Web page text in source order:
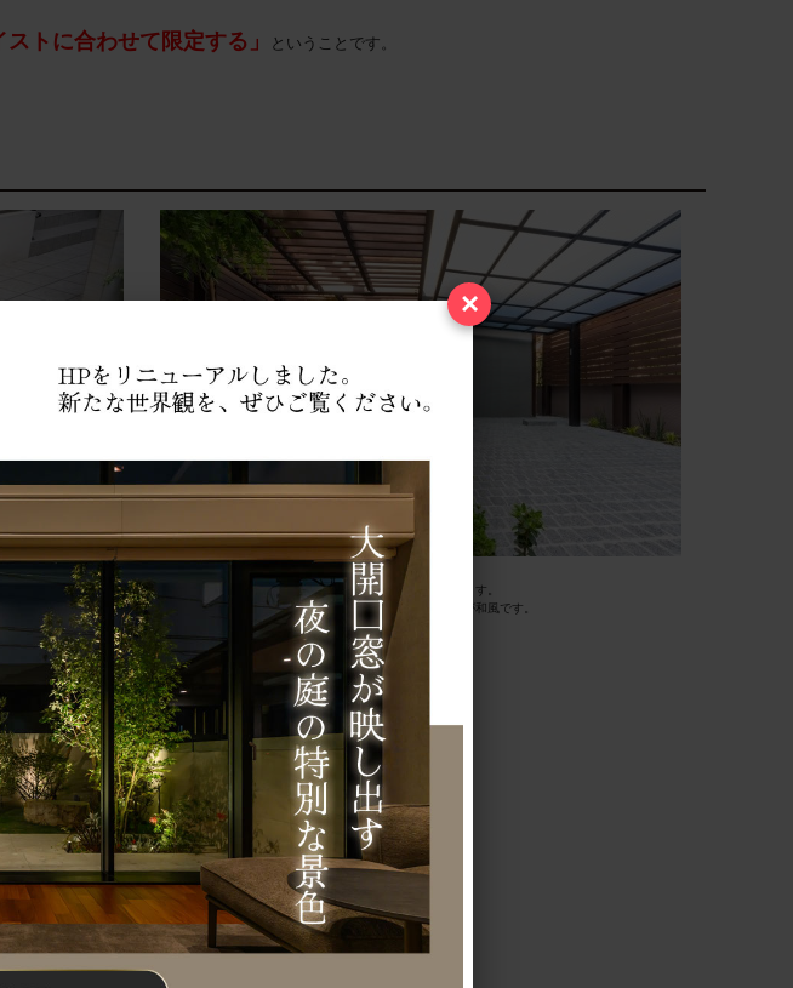
トに合わせて限定する」 ということです。
こちらのお庭は、木材を多く取り入れています。
色も全体的に控えめで、落ち着きのある空間になっています。
床の色は左のものと似ていますが、全体で見ると雰囲気が和風です。
観がちぐはぐになってしまいます。
、オシャレな外構を作る上で大事なポイントです。
、
×